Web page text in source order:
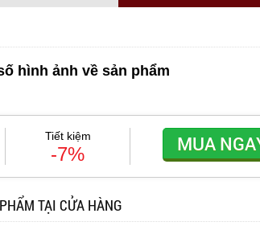
hình ảnh về sản phẩm
Tiết kiệm
-7% MUA
TẠI CỬA HÀNG